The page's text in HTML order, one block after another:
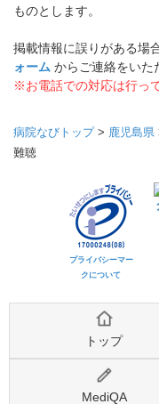
ものとします。
掲載情報に誤りがある場
ォーム からご連絡をいた
※お電話での対応は行っ
病院なびトップ> 鹿児島県
難聴
プライバシーマー
クについて
トップ
MediQA